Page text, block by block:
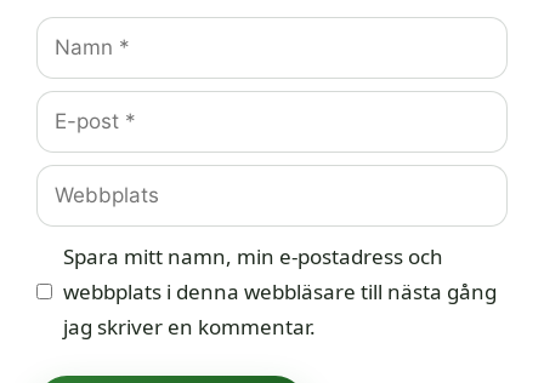
Namn
E-
post
Webbplats
Spara mitt namn, min e-postadress och
webbplats i denna webbläsare till nästa gång
jag skriver en kommentar.